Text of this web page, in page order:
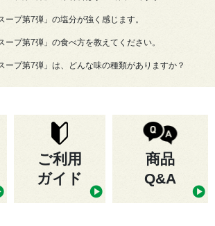
ープ第7弾」の塩分が強く感じます。
ープ第7弾」の食べ方を教えてください。
ープ第7弾」は、どんな味の種類がありますか？
ご利用
ガイド
商品
Q&A